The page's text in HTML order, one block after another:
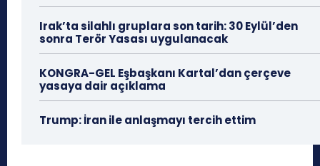
Irak’ta silahlı gruplara son tarih: 30 Eylül’den
sonra Terör Yasası uygulanacak
KONGRA-GEL Eşbaşkanı Kartal’dan çerçeve
yasaya dair açıklama
Trump: İran ile anlaşmayı tercih ettim